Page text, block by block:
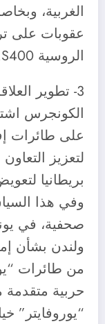
الغربية،
عقوبات على
الروسية S400.
3- تطوير
الكونجرس
لتعزيز
بريطانيا
وفي هذا
ولندن بشأن
من طائرات
حربية
“يوروفايتر”